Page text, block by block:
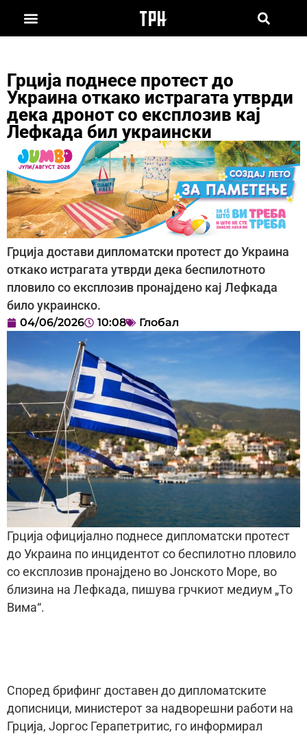
Грција поднесе протест до
Украина откако истрагата утврди
дека дронот со експлозив кај
Лефкада бил украински
Грција достави дипломатски протест до Украина
откако истрагата утврди дека беспилотното
пловило со експлозив пронајдено кај Лефкада
било украинско.
04/06/2026 10:08 Глобал
Грција официјално поднесе дипломатски протест
до Украина по инцидентот со беспилотно пловило
со експлозив пронајдено во Јонското Море, во
близина на Лефкада, пишува грчкиот медиум „То
Вима“.
Според брифинг доставен до дипломатските
дописници, министерот за надворешни работи на
Грција, Јоргос Герапетритис, го информирал